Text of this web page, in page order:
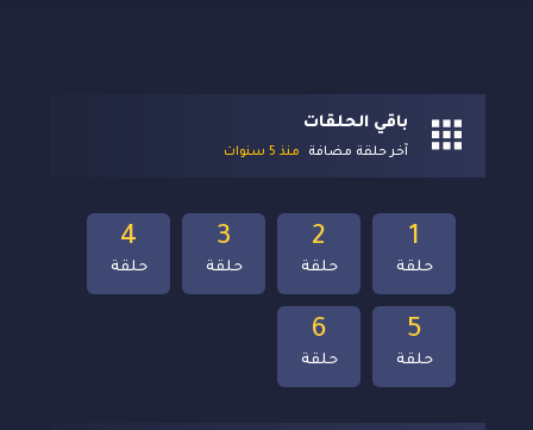
باقي الحلقات
آخر حلقة مضافة منذ 5 سنوات
6
حلقة
5
حلقة
4
حلقة
3
حلقة
2
حلقة
1
حلقة